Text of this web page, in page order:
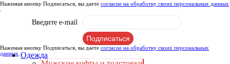
Нажимая кнопку Подписаться, вы даете согласие на обработку своих персональных данных
Введите e-mail
Нажимая кнопку Подписаться, вы даете согласие на обработку своих персональных
данных Одежда